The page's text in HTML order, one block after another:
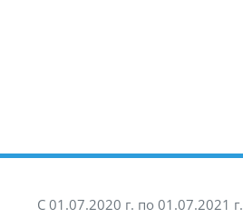
С 01.07.2020 г. по 01.07.2021 г.